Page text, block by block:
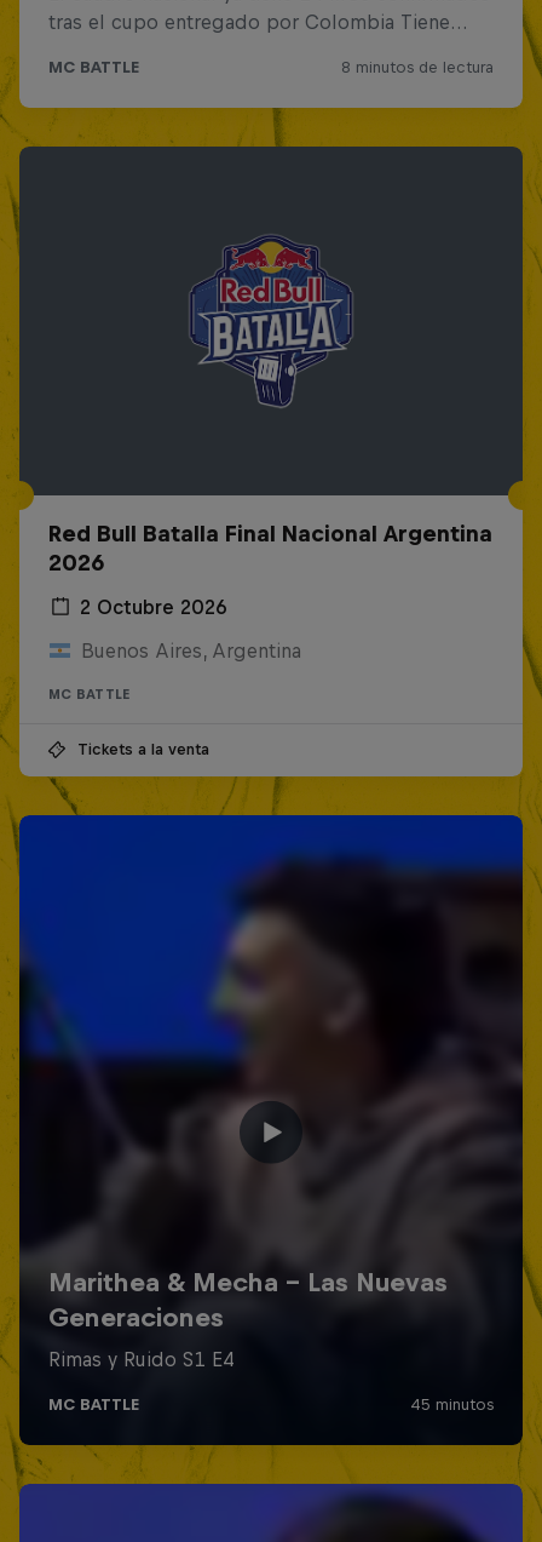
Red Bull Batalla Final Nacional Argentina
2026
2 Octubre 2026
Buenos Aires, Argentina
MC BATTLE
Tickets a la venta